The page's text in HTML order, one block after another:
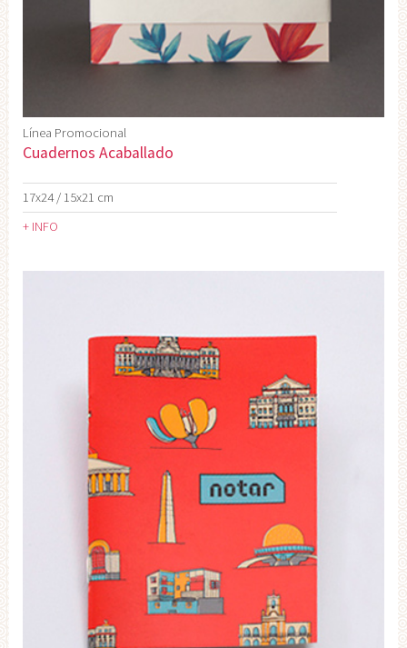
Línea Promocional
Cuadernos Acaballado
17x24 / 15x21 cm
+ INFO